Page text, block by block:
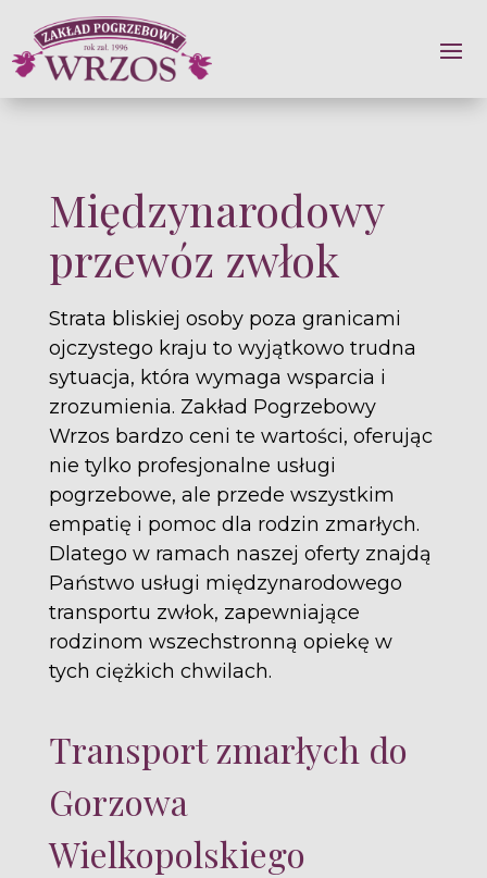
Międzynarodowy
przewóz zwłok
Strata bliskiej osoby poza granicami
ojczystego kraju to wyjątkowo trudna
sytuacja, która wymaga wsparcia i
zrozumienia. Zakład Pogrzebowy
Wrzos bardzo ceni te wartości, oferując
nie tylko profesjonalne usługi
pogrzebowe, ale przede wszystkim
empatię i pomoc dla rodzin zmarłych.
Dlatego w ramach naszej oferty znajdą
Państwo usługi międzynarodowego
transportu zwłok, zapewniające
rodzinom wszechstronną opiekę w
tych ciężkich chwilach.
Transport zmarłych do
Gorzowa
Wielkopolskiego